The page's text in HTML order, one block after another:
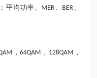
平均功率、 MER BER
，64QAM ， 128QAM ，